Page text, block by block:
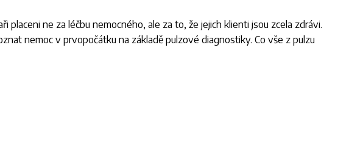
placeni ne za léčbu nemocného, ale za to, že jejich klienti jsou zcela zdrávi.
nemoc v prvopočátku na základě pulzové diagnostiky. Co vše z pulzu